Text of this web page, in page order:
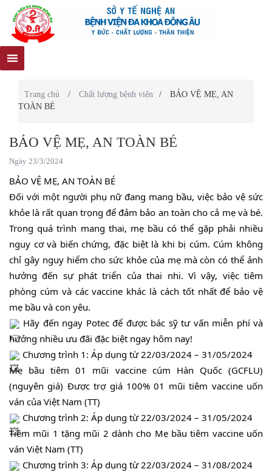
Trang chủ / Chất lượng bệnh viện /
BẢO VỆ MẸ, AN
TOÀN BÉ
BẢO VỆ MẸ, AN TOÀN BÉ
Ngày 23/3/2024
BẢO VỆ MẸ, AN TOÀN BÉ
Đối với một người phụ nữ đang mang bầu, việc bảo vệ sức
khỏe là rất quan trọng để đảm bảo an toàn cho cả mẹ và bé.
Trong quá trình mang thai, mẹ bầu có thể gặp phải nhiều
nguy cơ và biến chứng, đặc biệt là khi bị cúm. Cúm không
chỉ gây nguy hiểm cho sức khỏe của mẹ mà còn có thể ảnh
hưởng đến sự phát triển của thai nhi. Vì vậy, việc tiêm
phòng cúm và các vaccine khác là cách tốt nhất để bảo vệ
mẹ bầu và con yêu.
Hãy đến ngay Potec để được bác sỹtư vấn miễn phí và
hưởng nhiều ưu đãi đặc biệt ngay hôm nay!
Chương trình 1: Áp dụng từ 22/03/2024 – 31/05/2024
Mẹ bầu tiêm 01 mũi vaccine cúm Hàn Quốc (GCFLU)
(nguyên giá) Được trợ giá 100% 01 mũi tiêm vaccine uốn
ván của Việt Nam (TT)
Chương trình 2: Áp dụng từ 22/03/2024 – 31/05/2024
Tiêm mũi 1 tặng mũi 2 dành cho Mẹ bầu tiêm vaccine uốn
ván Việt Nam (TT)
Chương trình 3: Áp dụng từ 22/03/2024 – 31/08/2024